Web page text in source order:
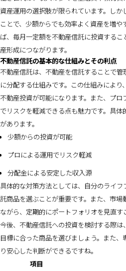
資産運用の選択肢が限られています。しか
ことで、少額からでも効率よく資産を増や
ば、毎月一定額を不動産信託に投資する
産形成につながります。
不動産信託の基本的な仕組みとその利点
不動産信託は、不動産を信託することで
に分配する仕組みです。この仕組みにより
不動産投資が可能になります。また、プ
でリスクを軽減できる点も魅力です。具
があります。
少額からの投資が可能
プロによる運用でリスク軽減
分配金による安定した収入源
具体的な対策方法としては、自分のライ
託商品を選ぶことが重要です。また、市場
ながら、定期的にポートフォリオを見直す
今後、不動産信託への投資を検討する際
目標に合った商品を選びましょう。また
り安心した判断ができるですね。
項目